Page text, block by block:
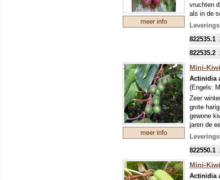
meer info
vruchten
als in de
Ze
krijgen:
paniek
822535.1
822535.2
meer info
Mini-
Actinidia
(Engels:
Zeer
grote
gewone
jaren de
kans op
822550.1
Mini-
Actinidia